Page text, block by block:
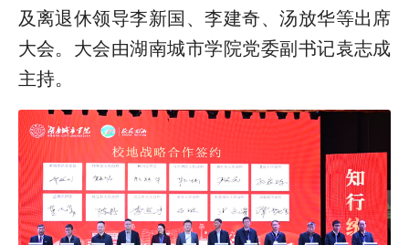
及离退休领导李新国、李建奇、汤放华等出席
大会。大会由湖南城市学院党委副书记袁志成
主持。